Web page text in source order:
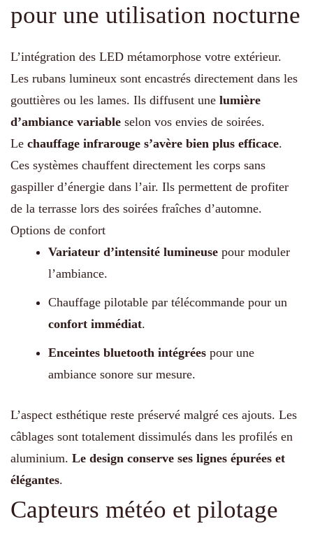
pour une utilisation nocturne
L’intégration des LED métamorphose votre extérieur.
Les rubans lumineux sont encastrés directement dans les
gouttières ou les lames. Ils diffusent une lumière
d’ambiance variable selon vos envies de soirées.
Le chauffage infrarouge s’avère bien plus efficace.
Ces systèmes chauffent directement les corps sans
gaspiller d’énergie dans l’air. Ils permettent de profiter
de la terrasse lors des soirées fraîches d’automne.
Options de confort
Variateur d’intensité lumineuse pour moduler
l’ambiance.
Chauffage pilotable par télécommande pour un
confort immédiat.
Enceintes bluetooth intégrées pour une
ambiance sonore sur mesure.
L’aspect esthétique reste préservé malgré ces ajouts. Les
câblages sont totalement dissimulés dans les profilés en
aluminium. Le design conserve ses lignes épurées et
élégantes.
Capteurs météo et pilotage